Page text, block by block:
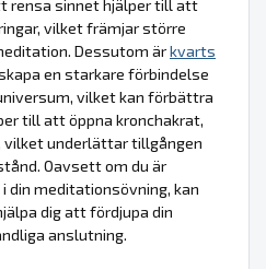
rensa sinnet hjälper till att
vilket främjar större
Dessutom ärkvarts
en starkare förbindelse
vilket kan förbättra
till att öppna kronchakrat,
vilket underlättar tillgången
Oavsett om du är
din meditationsövning, kan
dig att fördjupa din
anslutning.